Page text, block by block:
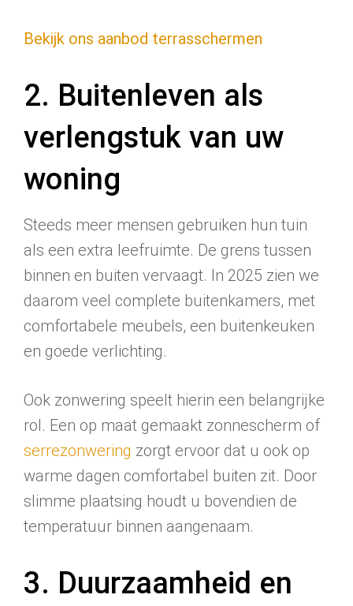
Bekijk ons aanbod terrasschermen
2. Buitenleven als
verlengstuk van uw
woning
Steeds meer mensen gebruiken hun tuin
als een extra leefruimte. De grens tussen
binnen en buiten vervaagt. In 2025 zien we
daarom veel complete buitenkamers, met
comfortabele meubels, een buitenkeuken
en goede verlichting.
Ook zonwering speelt hierin een belangrijke
rol. Een op maat gemaakt zonnescherm of
serrezonwering zorgt ervoor dat u ook op
warme dagen comfortabel buiten zit. Door
slimme plaatsing houdt u bovendien de
temperatuur binnen aangenaam.
3. Duurzaamheid en